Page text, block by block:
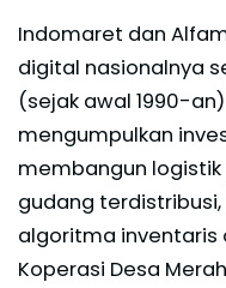
Indomaret dan
digital nasionalnya
(sejak awal 1990-
mengumpulkan
membangun
gudang
algoritma inventaris
Koperasi Desa